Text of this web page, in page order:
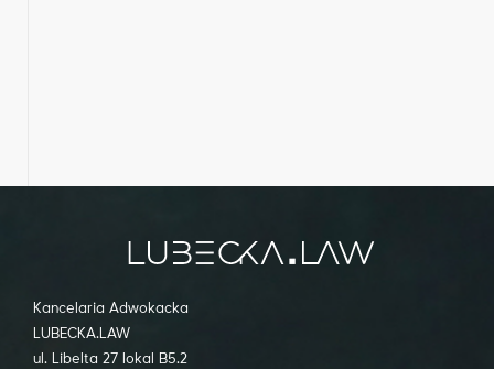
Kancelaria Adwokacka
LUBECKA.LAW
ul. Libelta 27 lokal B5.2